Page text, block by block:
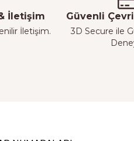
İletişim
İletişim.
Güvenli
3D Secure ile